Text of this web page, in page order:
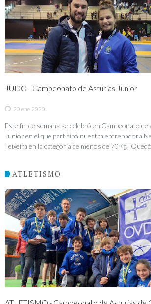
JUDO - Campeonato de Asturias Junior
20 ene 2020
Este fin de semana se celebró en Campeonato
Junior en el que participó nuestra entrenadora
Teixeira en la categoría de menos de 70Kg.
ATLETISMO